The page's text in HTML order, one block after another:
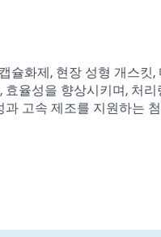
슐화제, 현장 성형 개스킷
율성을 향상시키며, 처
고속 제조를 지원하는